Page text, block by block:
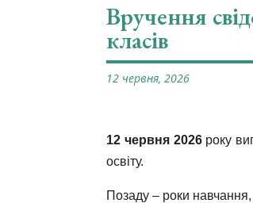
Вручення
класів
12 червня, 2026
12 червня 2026року
освіту.
Позаду – роки навчання,